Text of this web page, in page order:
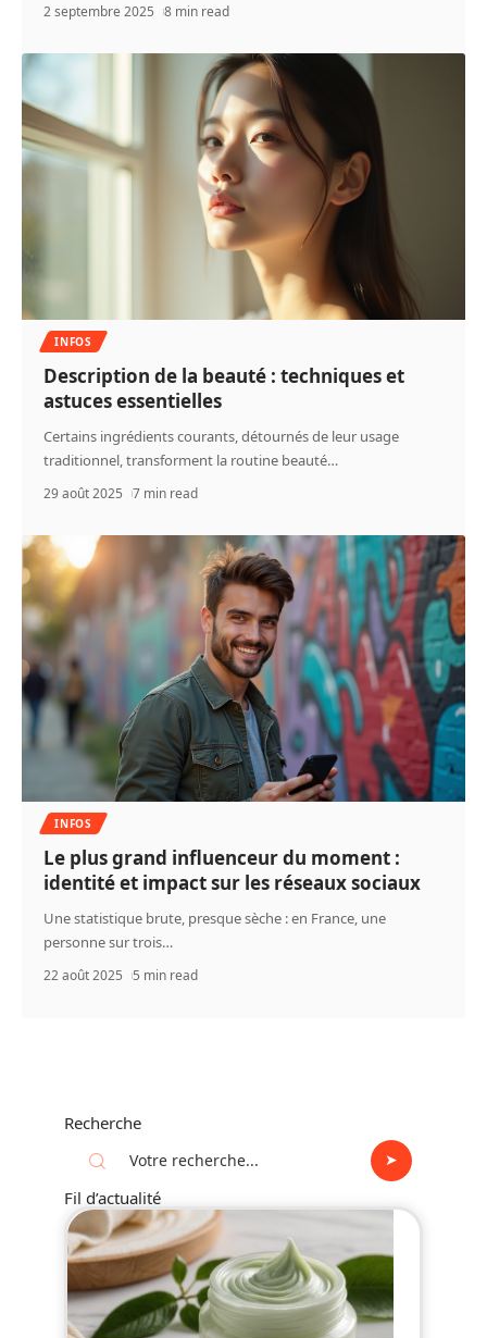
2 septembre 2025 8 min read
INFOS
Description de la beauté : techniques et
astuces essentielles
Certains ingrédients courants, détournés de leur usage
traditionnel, transforment la routine beauté…
29 août 2025 7 min read
INFOS
Le plus grand influenceur du moment :
identité et impact sur les réseaux sociaux
Une statistique brute, presque sèche : en France, une
personne sur trois…
22 août 2025 5 min read
Recherche
Fil d’actualité